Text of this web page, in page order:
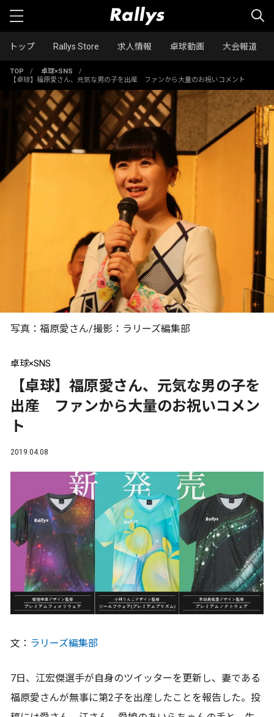
トップ Rallys Store 求人情報 卓球動画 大会報道
TOP / 卓球×SNS
/
【卓球】福原愛さん、元気な男の子を出産 ファンから大量のお祝いコメント
写真：福原愛さん/撮影：ラリーズ編集部
卓球×SNS
【卓球】福原愛さん、元気な男の子を
出産 ファンから大量のお祝いコメン
ト
2019.04.08
文： ラリーズ編集部
7日、江宏傑選手が自身のツイッターを更新し、妻である
福原愛さんが無事に第2子を出産したことを報告した。投